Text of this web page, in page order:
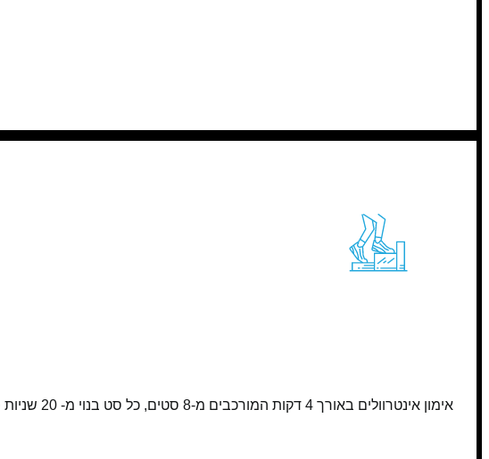
אימון אינטרוולים באורך 4 דקות המורכבים מ-8 סטים, כל סט בנוי מ- 20 שניות פעילות ו-10 שניות מנוחה. אימון קצר, ממוקד ואינטנסיבי. האימון הוא תוצאה של מחקר והוכח מדעית כאפקטיבי מאוד.